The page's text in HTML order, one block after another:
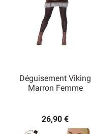
Déguisement Viking
Marron Femme
26,90 €